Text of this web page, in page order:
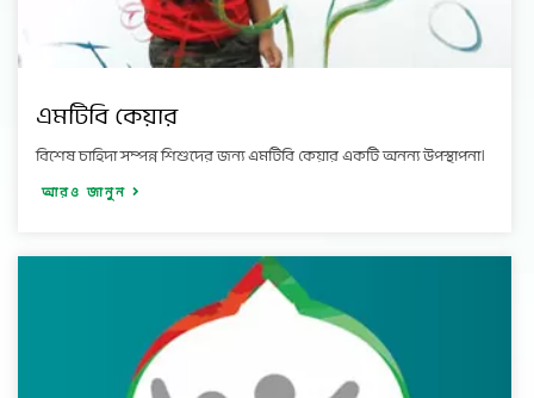
এমটিবি কেয়ার
বিশেষ চাহিদা সম্পন্ন শিশুদের জন্য এমটিবি কেয়ার একটি অনন্য উপস্থাপনা।
আরও জানুন